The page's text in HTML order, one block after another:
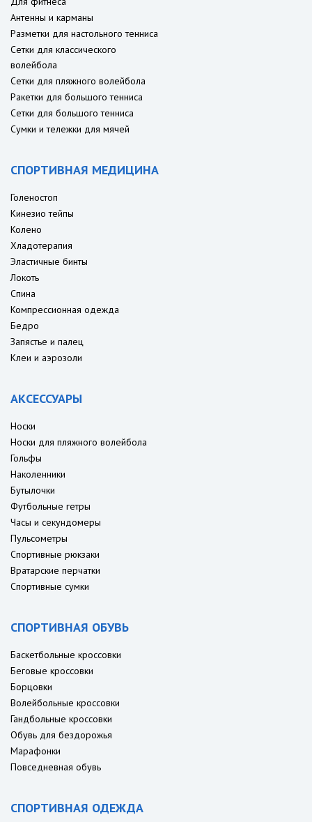
Антенны и карманы
Разметки для настольного тенниса
Сетки для классического
волейбола
Сетки для пляжного волейбола
Ракетки для большого тенниса
Сетки для большого тенниса
Сумки и тележки для мячей
СПОРТИВНАЯ МЕДИЦИНА
Голеностоп
Кинезио тейпы
Колено
Хладотерапия
Эластичные бинты
Локоть
Спина
Компрессионная одежда
Бедро
Запястье и палец
Клеи и аэрозоли
АКСЕССУАРЫ
Носки
Носки для пляжного волейбола
Гольфы
Наколенники
Бутылочки
Футбольные гетры
Часы и секундомеры
Пульсометры
Спортивные рюкзаки
Вратарские перчатки
Спортивные сумки
СПОРТИВНАЯ ОБУВЬ
Баскетбольные кроссовки
Беговые кроссовки
Борцовки
Волейбольные кроссовки
Гандбольные кроссовки
Обувь для бездорожья
Марафонки
Повседневная обувь
СПОРТИВНАЯ ОДЕЖДА